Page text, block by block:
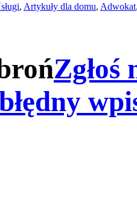
, Artykuły dla domu, Adwokat
Zgłoś